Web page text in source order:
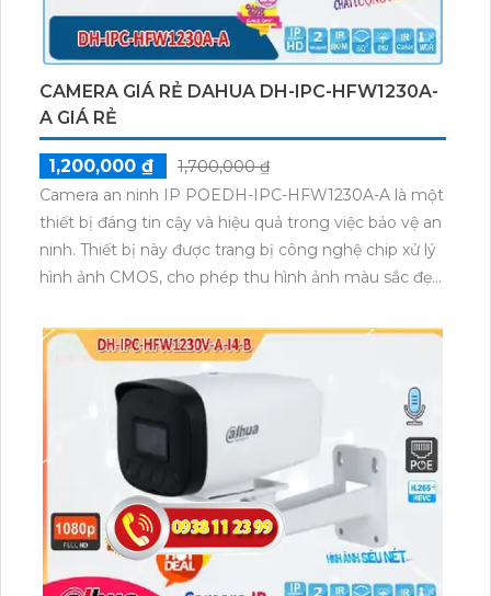
CAMERA GIÁ RẺ DAHUA DH-IPC-HFW1230A-
A GIÁ RẺ
1,200,000 ₫
1,700,000 ₫
Camera an ninh IP POEDH-IPC-HFW1230A-A là một
thiết bị đáng tin cậy và hiệu quả trong việc bảo vệ an
ninh. Thiết bị này được trang bị công nghệ chip xử lý
hình ảnh CMOS, cho phép thu hình ảnh màu sắc đẹp
ngoại với khoảng cách lên đến 80m. Với công nghệ
IP POE, camera truyền tải hình ảnh qua mạng màu
sắc sáng đẹp 2.0 MP và lưu trữ lâu hơn với tích hợp
công nghệ nén H.265+/H.265/H.264+/H.264. Camera
cũng hỗ trợ công nghệ nhìn đêm chất lượng ONVIF,
đảm bảo cho hình ảnh rõ nét và chất lượng.